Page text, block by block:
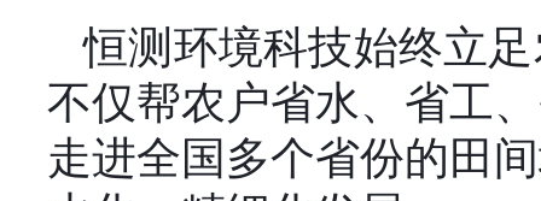
恒测环境科技始终立
不仅帮农户省水、省工
走进全国多个省份的田